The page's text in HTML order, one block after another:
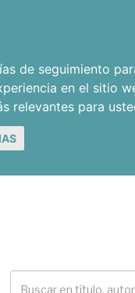
de seguimiento
en el sitio
relevantes para